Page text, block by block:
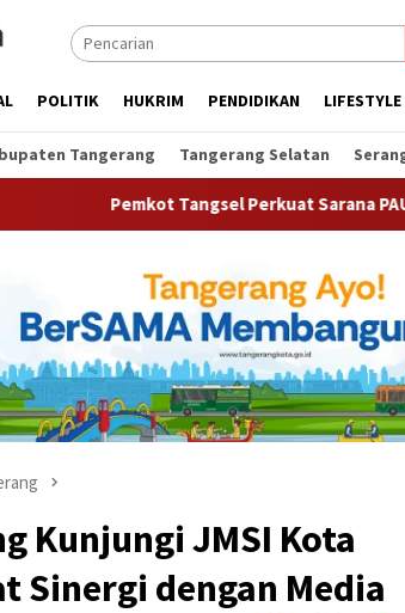
POLITIK HUKRIM PENDIDIKAN LIFESTYLE
Tangerang Tangerang Selatan
Tangsel Perkuat Sarana PAUD, Dorong
Kunjungi JMSI Kota
Sinergi dengan Media